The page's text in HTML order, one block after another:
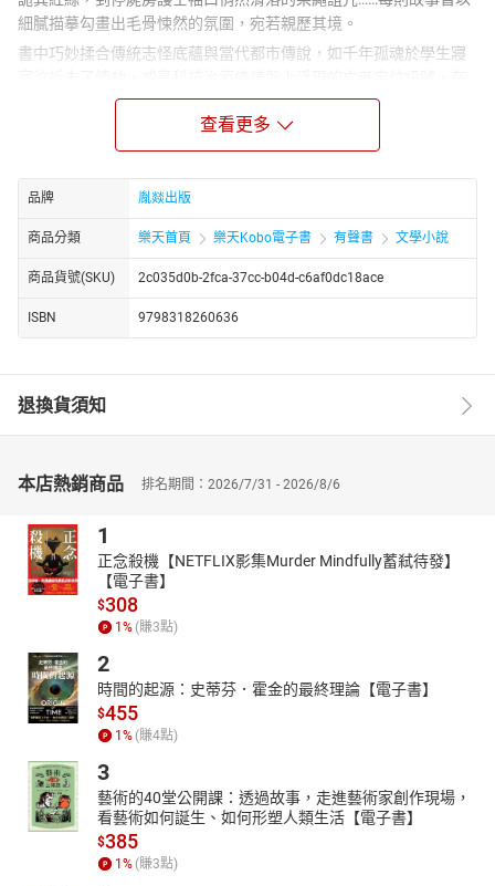
細膩描摹勾畫出毛骨悚然的氛圍，宛若親歷其境。
書中巧妙揉合傳統志怪底蘊與當代都市傳說，如千年孤魂於學生寢
驚悚情節間暗藏對人性貪婪、孤寂與執念的深刻叩問。更穿插民間
詭譎軼聞：深夜洗衣機轟鳴聲裡滲出的腐臭血漬、空蕩病房外徘徊
的皮衣殺人狂低語，皆令人背脊發涼卻難以釋卷。
此書猶如一盞搖曳的引魂燈，引領讀者逐夜沉入顫慄深淵，直至最
後一頁，方驚覺耳畔縈繞的，或許不僅是虛構的鬼魅呢喃……
查看更多
品牌 胤燚出版
商品分類 樂天首頁 樂天Kobo電子書 有聲書 文學小說
商品貨號(SKU) 2c035d0b-2fca-37cc-b04d-c6af0dc18ace
ISBN 9798318260636
退換貨須知
本店熱銷商品 排名期間：2026/7/31 - 2026/8/6
1
正念殺機【NETFLIX影集Murder Mindfully蓄弒待發】
【電子書】
$308
1 % (賺3點)
2
時間的起源：史蒂芬．霍金的最終理論【電子書】
$455
1 % (賺4點)
3
藝術的40堂公開課：透過故事，走進藝術家創作現場，
看藝術如何誕生、如何形塑人類生活【電子書】
$385
1 % (賺3點)